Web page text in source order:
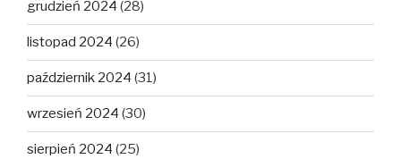
grudzień 2024 (28)
listopad 2024 (26)
październik 2024 (31)
wrzesień 2024 (30)
sierpień 2024 (25)